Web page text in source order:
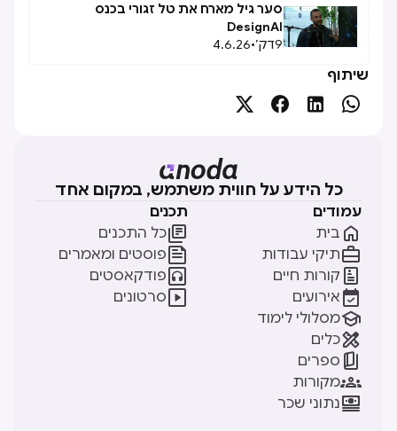
סער גיל מארח את טל זגורי בכנס
DesignAI
9דק׳•
4.6.26
שיתוף




כל הידע על חווית משתמש, במקום אחד
עמודים
בית 
תיקי עבודות
קורות חיים 
אירועים 
מסלולי לימוד
כלים
ספרים 
מקורות
נתוני שכר
תכנים
כל התכנים
פוסטים ומאמרים
פודקאסטים 
סרטונים 